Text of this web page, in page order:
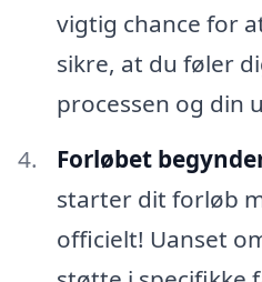
vigtig chance for
sikre, at du føler
processen og din
Forløbet
starter dit forløb
officielt! Uanset